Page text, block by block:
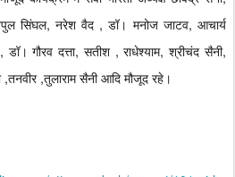
विपुल सिंघल, नरेश वैद , डॉ। मनोज जाटव, आचार्य
गौरव दत्ता, सतीश , राधेश्याम, श्रीचंद सैनी,
,तुलाराम सैनी आदि मौजूद रहे।